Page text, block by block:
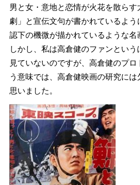
男と女・意地と恋情が火花を散ら
劇」と宣伝文句が書かれているよう
認下の機微が描かれているような名
しかし、私は高倉健のファンとい
見ていないのですが、高倉健のプ
う意味では、高倉健映画の研究には
思いました。